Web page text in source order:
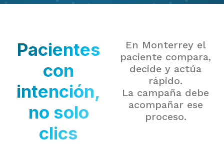
Pacientes
con
intención,
no solo
clics
En Monterrey el
paciente compara,
decide y actúa
rápido.
La campaña debe
acompañar ese
proceso.